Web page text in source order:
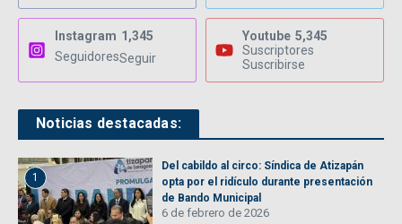
Instagram 1,345
SeguidoresSeguir
Youtube 5,345
Suscriptores
Suscribirse
Noticias destacadas:
1
Del cabildo al circo: Síndica de Atizapán
opta por el ridículo durante presentación
de Bando Municipal
6 de febrero de 2026